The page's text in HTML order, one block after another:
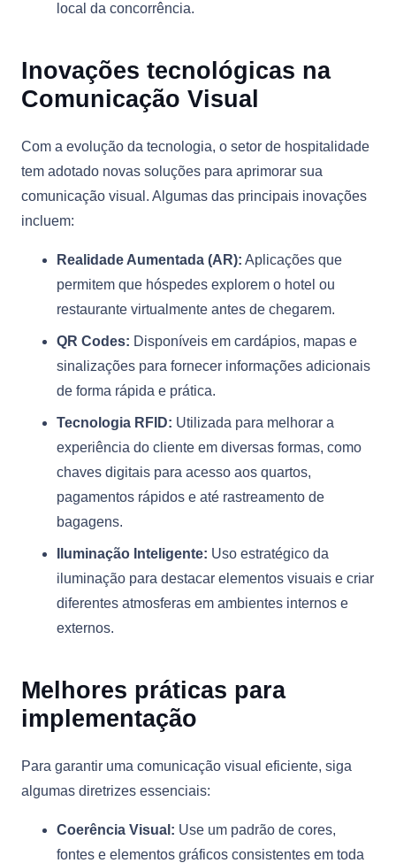
local da concorrência.
Inovações tecnológicas na
Comunicação Visual
Com a evolução da tecnologia, o setor de hospitalidade
tem adotado novas soluções para aprimorar sua
comunicação visual. Algumas das principais inovações
incluem:
Realidade Aumentada (AR): Aplicações que
permitem que hóspedes explorem o hotel ou
restaurante virtualmente antes de chegarem.
QR Codes: Disponíveis em cardápios, mapas e
sinalizações para fornecer informações adicionais
de forma rápida e prática.
Tecnologia RFID: Utilizada para melhorar a
experiência do cliente em diversas formas, como
chaves digitais para acesso aos quartos,
pagamentos rápidos e até rastreamento de
bagagens.
Iluminação Inteligente: Uso estratégico da
iluminação para destacar elementos visuais e criar
diferentes atmosferas em ambientes internos e
externos.
Melhores práticas para
implementação
Para garantir uma comunicação visual eficiente, siga
algumas diretrizes essenciais:
Coerência Visual: Use um padrão de cores,
fontes e elementos gráficos consistentes em toda